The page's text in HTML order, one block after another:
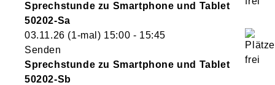
Sprechstunde zu Smartphone und Tablet
50202-Sa
03.11.26 (1-mal) 15:00 - 15:45
Senden
Sprechstunde zu Smartphone und Tablet
50202-Sb